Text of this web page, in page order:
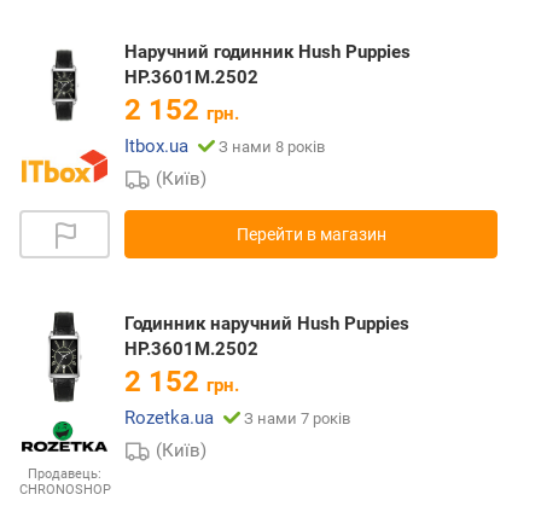
Наручний годинник Hush Puppies
HP.3601M.2502
2 152 грн.
Itbox.ua
З нами 8 років
(Київ)
Перейти в магазин
Продавець:
CHRONOSHOP
Годинник наручний Hush Puppies
HP.3601M.2502
2 152 грн.
Rozetka.ua
З нами 7 років
(Київ)